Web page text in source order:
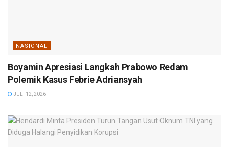
NASIONAL
Boyamin Apresiasi Langkah Prabowo Redam
Polemik Kasus Febrie Adriansyah
JULI 12, 2026